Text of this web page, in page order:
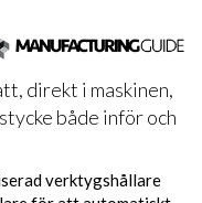
direkt i maskinen,
både inför och
verktygshållare